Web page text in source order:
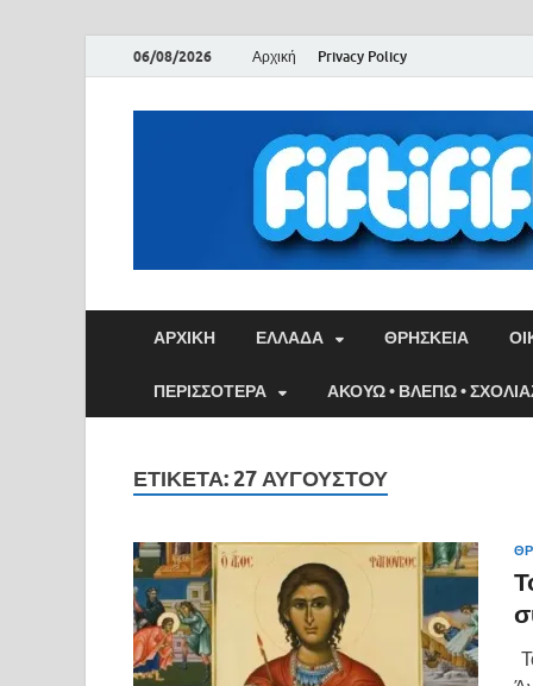
06/08/2026 Αρχική Privacy Policy
ΑΡΧΙΚΉ ΕΛΛΑΔΑ ΘΡΗΣΚΕΙΑ
ΠΕΡΙΣΣΟΤΕΡΑ ΑΚΟΥΩ • ΒΛΕΠΩ •
ΕΤΙΚΈΤΑ:27 ΑΥΓΟΥΣΤΟΥ